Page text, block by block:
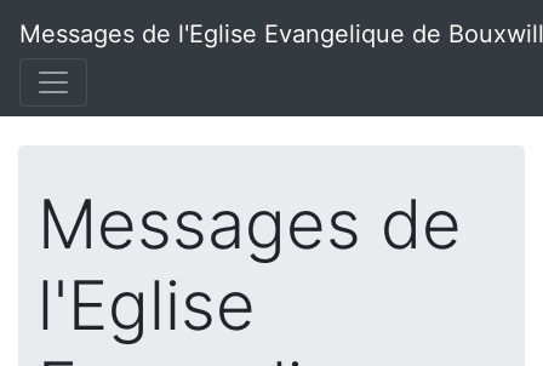
Messages de l'Eglise Evangelique de
Messages de
l'Eglise